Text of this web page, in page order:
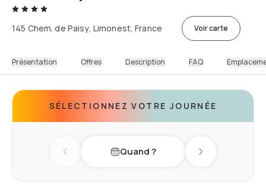
145 Chem. de Paisy, Limonest, France Voir carte
Présentation Offres Description FAQ
SÉLECTIONNEZ VOTRE JOURNÉE
Previous dayQuand ? Next day